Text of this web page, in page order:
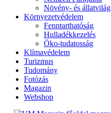
Növény- és állatvilág
Környezetvédelem
Fenntarthatóság
Hulladékkezelés
Öko-tudatosság
Klímavédelem
Turizmus
Tudomány
Fotózás
Magazin
Webshop